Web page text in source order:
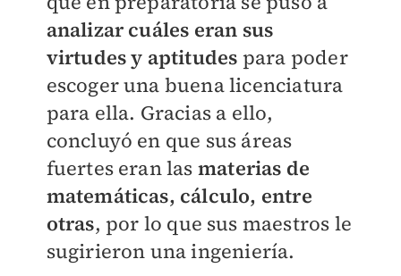
analizar cuáles eran sus
virtudes y aptitudes para poder
escoger una buena licenciatura
para ella. Gracias a ello,
concluyó en que sus áreas
fuertes eran las materias de
matemáticas, cálculo, entre
otras, por lo que sus maestros le
sugirieron una ingeniería.